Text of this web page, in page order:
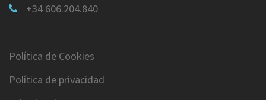
+34 606.204.840
Política de Cookies
Política de privacidad